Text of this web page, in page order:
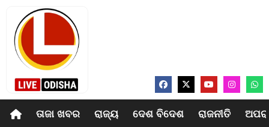
ତାଜା ଖବର ରାଜ୍ୟ ଦେଶ ବିଦେଶ ରାଜନୀତି